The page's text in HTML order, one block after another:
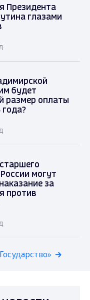
Президента
глазами
будет
размер оплаты
года?
могут
за
против